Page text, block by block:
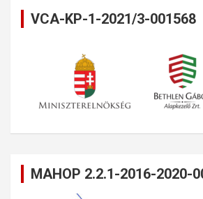
VCA-KP-1-2021/3-001568
MAHOP 2.2.1-2016-2020-